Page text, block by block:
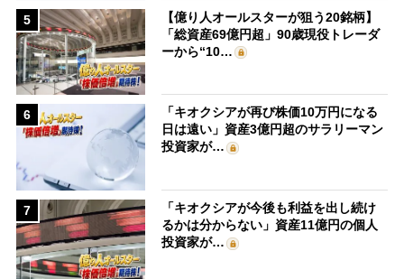
5
【億り人オールスターが狙う20銘柄】
「総資産69億円超」90歳現役トレーダ
ーから“10…
6
「キオクシアが再び株価10万円になる
日は遠い」資産3億円超のサラリーマン
投資家が…
7
「キオクシアが今後も利益を出し続け
るかは分からない」資産11億円の個人
投資家が…